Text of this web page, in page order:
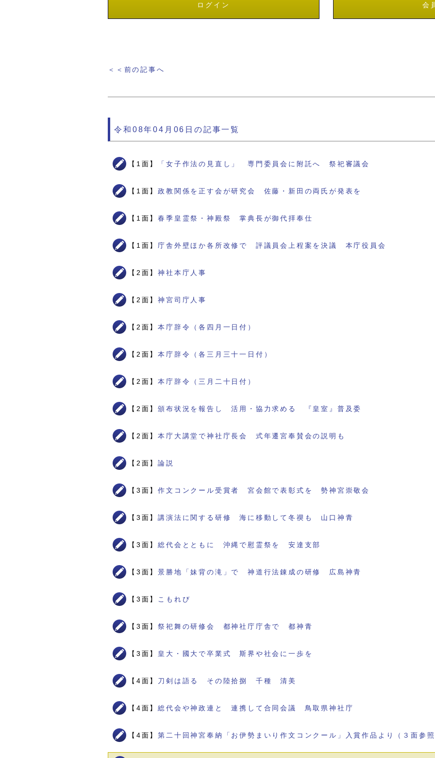
ログイン 会
＜＜前の記事へ
令和08年04月06日の記事一覧
【1面】 「女子作法の見直し」 専門委員会に附託へ 祭祀審議会
【1面】政教関係を正す会が研究会 佐藤・新田の両氏が発表を
【1面】春季皇霊祭・神殿祭 掌典長が御代拝奉仕
【1面】 庁舎外壁ほか各所改修で 評議員会上程案を決議 本庁役員会
【2面】神社本庁人事
【2面】神宮司庁人事
【2面】本庁辞令（各四月一日付）
【2面】本庁辞令（各三月三十一日付）
【2面】本庁辞令（三月二十日付）
【2面】頒布状況を報告し 活用・協力求める 『皇室』普及委
【2面】本庁大講堂で神社庁長会 式年遷宮奉賛会の説明も
【2面】論説
【3面】作文コンクール受賞者 宮会館で表彰式を 勢神宮崇敬会
【3面】講演法に関する研修 海に移動して冬禊も 山口神青
【3面】総代会とともに 沖縄で慰霊祭を 安達支部
【3面】景勝地「妹背の滝」で 神道行法錬成の研修 広島神青
【3面】 こもれび
【3面】祭祀舞の研修会 都神社庁庁舎で 都神青
【3面】 皇大・國大で卒業式 斯界や社会に一歩を
【4面】 刀剣は語る その陸拾捌 千種 清美
【4面】総代会や神政連と 連携して合同会議 鳥取県神社庁
【4面】第二十回神宮奉納「お伊勢まいり作文コンクール」入賞作品より（３面参